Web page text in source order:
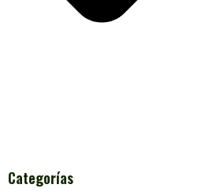
Categorías